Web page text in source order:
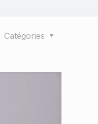
Catégories